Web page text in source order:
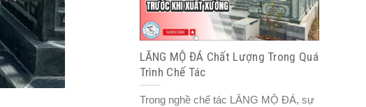
LĂNG MỘ ĐÁ Chất Lượng Trong Quá
Trình Chế Tác
Trong nghề chế tác LĂNG MỘ ĐÁ, sự